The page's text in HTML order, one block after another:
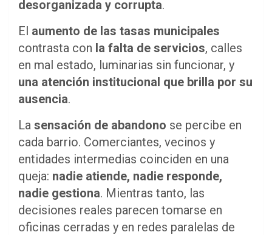
desorganizada y corrupta.
El aumento de las tasas municipales
contrasta con la falta de servicios, calles
en mal estado, luminarias sin funcionar, y
una atención institucional que brilla por su
ausencia.
La sensación de abandono se percibe en
cada barrio. Comerciantes, vecinos y
entidades intermedias coinciden en una
queja: nadie atiende, nadie responde,
nadie gestiona. Mientras tanto, las
decisiones reales parecen tomarse en
oficinas cerradas y en redes paralelas de